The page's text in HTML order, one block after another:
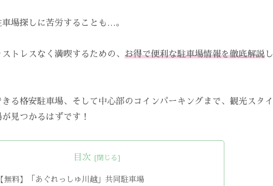
場探しに苦労することも…。
トレスなく満喫するための、 お得で便利な駐車場情報を徹底解説 し
る格安駐車場、そして中心部のコインパーキングまで、観光スタイ
見つかるはずです！
目次
【無料】「あぐれっしゅ川越」共同駐車場